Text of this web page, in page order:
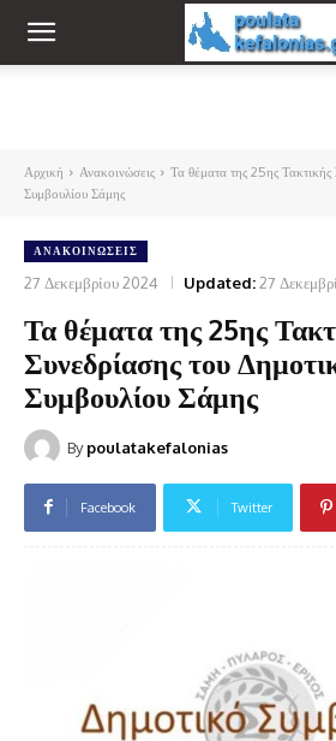
Αρχική Ανακοινώσεις
Τα θέματα της 25ης Τακτικής
Συμβουλίου Σάμης
ΑΝΑΚΟΙΝΏΣΕΙΣ
27 Δεκεμβρίου 2024 Updated:27
Τα θέματα της 25ης
Συνεδρίασης του
Συμβουλίου Σάμης
By poulatakefalonias
Facebook Twitter